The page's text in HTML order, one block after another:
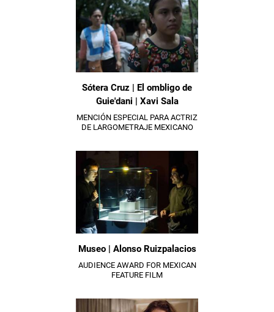
Sótera Cruz | El ombligo de
Guie'dani | Xavi Sala
MENCIÓN ESPECIAL PARA ACTRIZ
DE LARGOMETRAJE MEXICANO
Museo | Alonso Ruizpalacios
AUDIENCE AWARD FOR MEXICAN
FEATURE FILM